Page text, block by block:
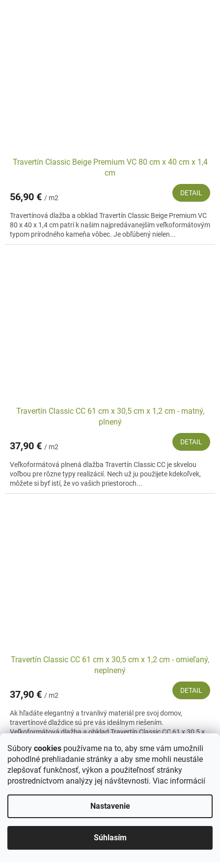
Súbory cookies používame na to, aby sme vám umožnili
pohodlné prehliadanie stránky a aby sme mohli neustále
zlepšovať funkčnosť, výkon a použiteľnosť stránky
prostredníctvom analýzy jej návštevnosti. Viac informácií
Nastavenie
Súhlasím
Travertín Classic Beige Premium VC 80 cm x 40 cm x 1,4
cm
56,90 € / m2
DETAIL
Travertínová dlažba a obklad Travertín Classic Beige Premium VC
80 x 40 x 1,4 cm patrí k našim najpredávanejším veľkoformátovým
typom prírodného kameňa vôbec. Je obľúbený nielen...
Travertín Classic CC 61 cm x 30,5 cm x 1,2 cm - matný,
plnený
37,90 € / m2
DETAIL
Veľkoformátová plnená dlažba Travertín Classic CC je skvelou
voľbou pre rôzne typy realizácií. Nech už ju použijete kdekoľvek,
môžete si byť istí, že vo vašich priestoroch...
Travertín Classic CC 61 cm x 30,5 cm x 1,2 cm - omieľaný,
neplnený
37,90 € / m2
DETAIL
Ak hľadáte elegantný a trvanlivý materiál pre svoj domov,
travertínové dlaždice sú pre vás ideálnym riešením.
Veľkoformátová dlažba a obklad Travertín Classic CC 61 x 30,5 x